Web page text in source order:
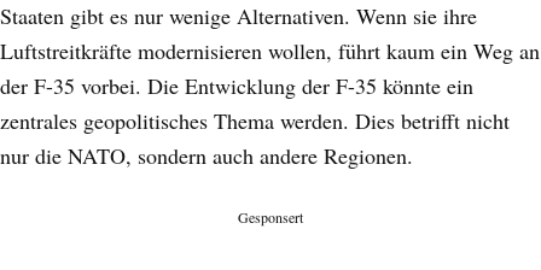
Staaten gibt es nur wenige Alternativen. Wenn sie ihre
Luftstreitkräfte modernisieren wollen, führt kaum ein Weg an
der F-35 vorbei. Die Entwicklung der F-35 könnte ein
zentrales geopolitisches Thema werden. Dies betrifft nicht
nur die NATO, sondern auch andere Regionen.
Gesponsert